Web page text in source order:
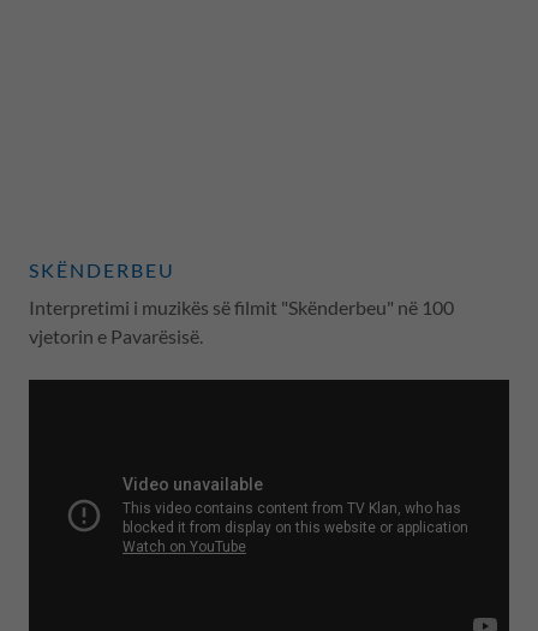
SKËNDERBEU
Interpretimi i muzikës së filmit "Skënderbeu" në 100
vjetorin e Pavarësisë.